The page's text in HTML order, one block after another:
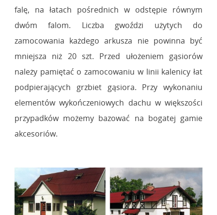
falę, na łatach pośrednich w odstępie równym
dwóm falom. Liczba gwoździ użytych do
zamocowania każdego arkusza nie powinna być
mniejsza niż 20 szt. Przed ułożeniem gąsiorów
należy pamiętać o zamocowaniu w linii kalenicy łat
podpierających grzbiet gąsiora. Przy wykonaniu
elementów wykończeniowych dachu w większości
przypadków możemy bazować na bogatej gamie
akcesoriów.